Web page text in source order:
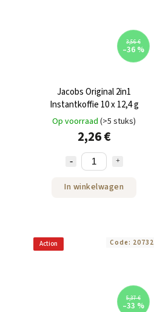
3,56 €
–36 %
Jacobs Original 2in1
Instantkoffie 10 x 12,4 g
Op voorraad (>5 stuks)
2,26 €
In winkelwagen
Action
5,37 €
–33 %
Code: 20732